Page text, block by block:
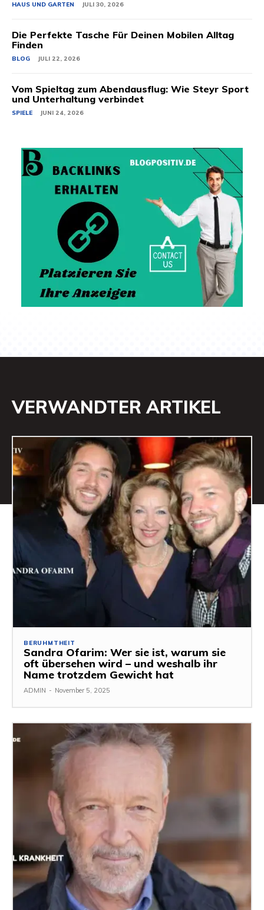
HAUS UND GARTEN JULI 30, 2026
Die Perfekte Tasche Für Deinen Mobilen Alltag
Finden
BLOG JULI 22, 2026
Vom Spieltag zum Abendausflug: Wie Steyr Sport
und Unterhaltung verbindet
SPIELE JUNI 24, 2026
VERWANDTER ARTIKEL
BERUHMTHEIT
Sandra Ofarim: Wer sie ist, warum sie
oft übersehen wird – und weshalb ihr
Name trotzdem Gewicht hat
ADMIN - November 5, 2025